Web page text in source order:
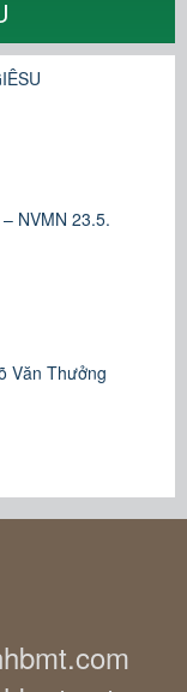
NVMN 23.5.
Văn Thưởng